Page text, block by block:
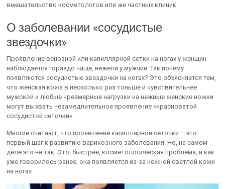
вмешательство косметологов или же частных клиник.
О заболевании «сосудистые
звездочки»
Проявление венозной или капиллярной сетки на ногах у женщин
наблюдается гораздо чаще, нежели у мужчин. Так почему
появляются сосудистые звездочки на ногах? Это объясняется тем,
что женская кожа в несколько раз тоньше и чувствительнее
мужской и любые чрезмерные нагрузки на нежные женские ножки
могут вызвать незамедлительное проявление «красноватой
сосудистой сеточки».
Многие считают, что проявление капиллярной сеточки – это
первый шаг к развитию варикозного заболевания. Но, на самом
деле это не так. Это, быстрее, косметологическая проблема, и как
уже говорилось ранее, она появляется из-за нежной светлой кожи
на ногах.